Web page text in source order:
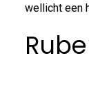
wellicht een